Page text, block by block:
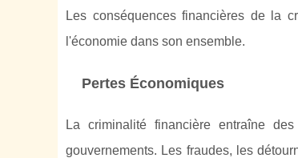
Les conséquences financières de la
l'économie dans son ensemble.
Pertes Économiques
La criminalité financière entraîne
gouvernements. Les fraudes, les